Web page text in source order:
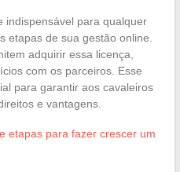
indispensável para qualquer
etapas de sua gestão online.
adquirir essa licença,
com os parceiros. Esse
para garantir aos cavaleiros
e vantagens.
etapas para fazer crescer um